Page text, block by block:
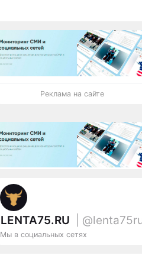
Реклама на сайте
LENTA75.RU |
Мы в социальных сетях